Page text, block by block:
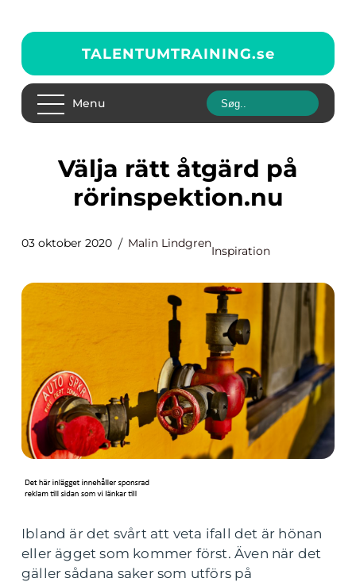
TALENTUMTRAINING.se
Menu
Välja rätt åtgärd på
rörinspektion.nu
03 oktober 2020 Malin Lindgren
Inspiration
Ibland är det svårt att veta ifall det är hönan
eller ägget som kommer först. Även när det
gäller sådana saker som utförs på